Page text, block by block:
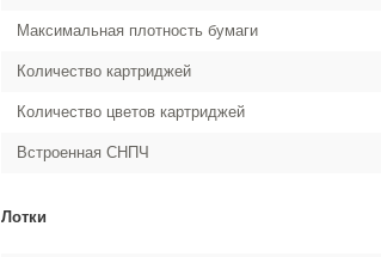
Максимальная плотность бумаги
Количество картриджей
Количество цветов картриджей
Встроенная СНПЧ
Лотки